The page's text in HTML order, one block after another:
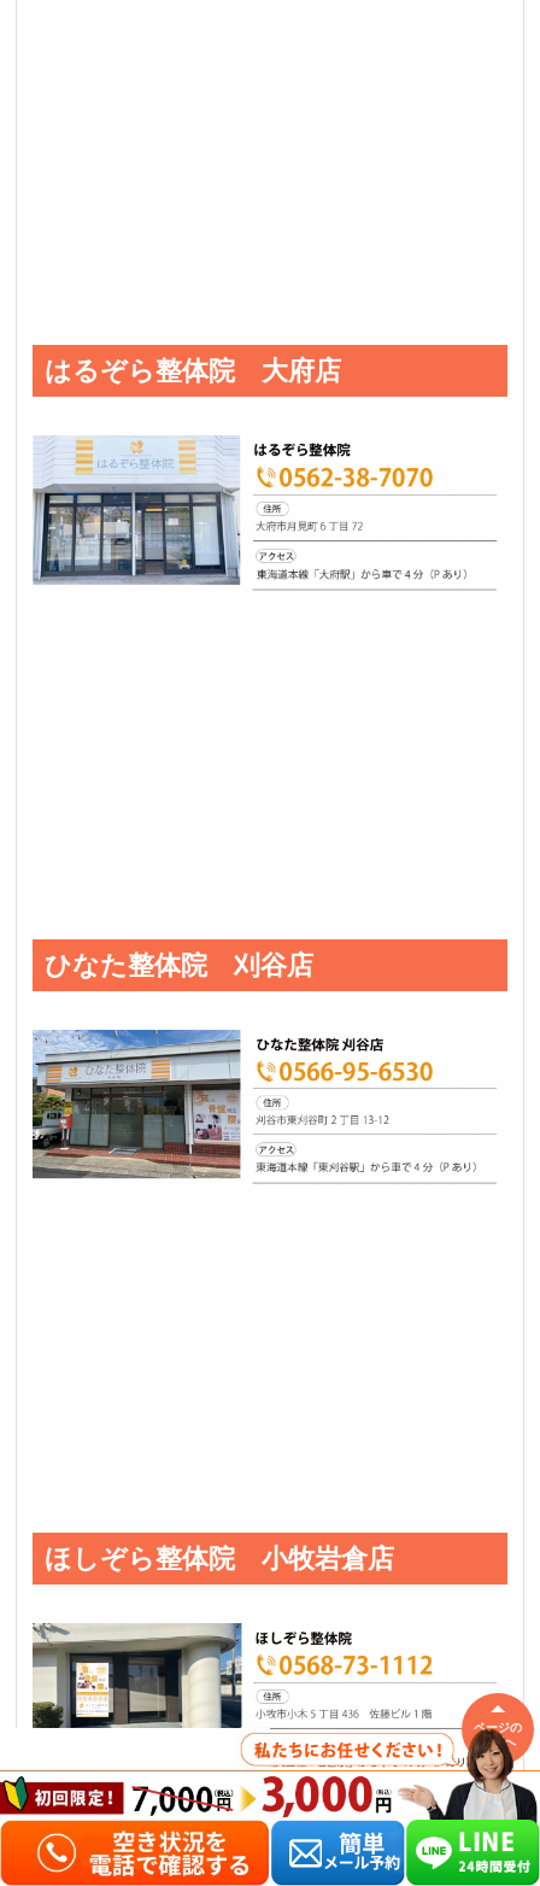
はるぞら整体院 大府店
ひなた整体院 刈谷店
ほしぞら整体院 小牧岩倉店
ページの
先頭へ